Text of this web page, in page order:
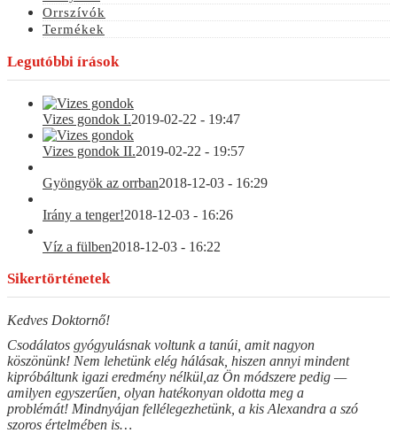
Orrszívók
Termékek
Legutóbbi írások
Vizes gondok I.2019-02-22 - 19:47
Vizes gondok II.2019-02-22 - 19:57
Gyöngyök az orrban2018-12-03 - 16:29
Irány a tenger!2018-12-03 - 16:26
Víz a fülben2018-12-03 - 16:22
Sikertörténetek
Kedves Doktornő!
Csodálatos gyógyulásnak voltunk a tanúi, amit nagyon
köszönünk! Nem lehetünk elég hálásak, hiszen annyi mindent
kipróbáltunk igazi eredmény nélkül,az Ön módszere pedig —
amilyen egyszerűen, olyan hatékonyan oldotta meg a
problémát! Mindnyájan fellélegezhetünk, a kis Alexandra a szó
szoros értelmében is…